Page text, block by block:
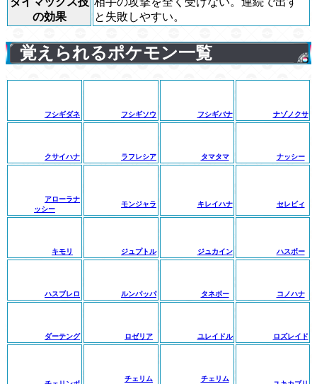
の効果
と失敗しやすい。
覚えられるポケモン一覧
フシギダネ フシギソウ フシギバナ ナゾノクサ
クサイハナ ラフレシア タマタマ ナッシー
アローラナ
ッシー
モンジャラ キレイハナ セレビィ
キモリ ジュプトル ジュカイン ハスボー
ハスブレロ ルンパッパ タネボー コノハナ
ダーテング ロゼリア ユレイドル ロズレイド
チェリム チェリム